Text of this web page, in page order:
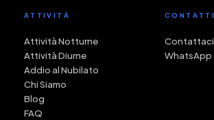
ATTIVITÀ
Attività Notturne
Attività Diurne
Addio al Nubilato
Chi Siamo
Blog
FAQ
CONTATTI
Contattaci
WhatsApp